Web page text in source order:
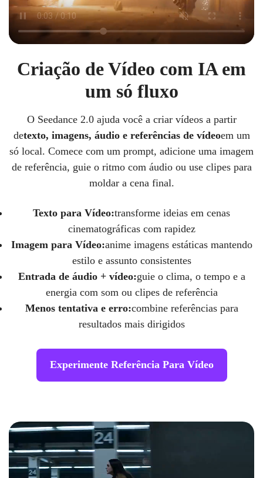
Criação de Vídeo com IA em
um só fluxo
O Seedance 2.0 ajuda você a criar vídeos a partir
detexto, imagens, áudio e referências de vídeoem um
só local. Comece com um prompt, adicione uma imagem
de referência, guie o ritmo com áudio ou use clipes para
moldar a cena final.
Texto para Vídeo:transforme ideias em cenas
cinematográficas com rapidez
Imagem para Vídeo:anime imagens estáticas mantendo
estilo e assunto consistentes
Entrada de áudio + vídeo:guie o clima, o tempo e a
energia com som ou clipes de referência
Menos tentativa e erro:combine referências para
resultados mais dirigidos
Experimente Referência Para Vídeo